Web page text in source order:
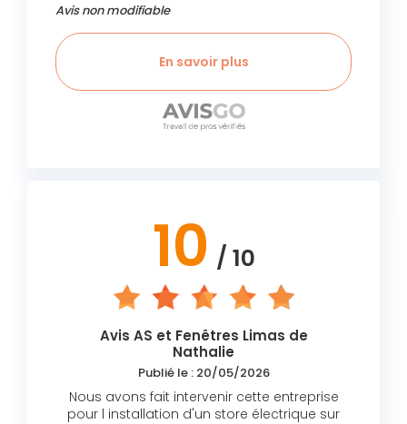
Avis non modifiable
En savoir plus
10 / 10
Avis AS et Fenêtres Limas de
Nathalie
Publié le : 20/05/2026
Nous avons fait intervenir cette entreprise
pour l installation d'un store électrique sur